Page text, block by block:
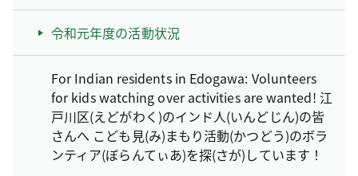
令和元年度の活動状況
For Indian residents in Edogawa: Volunteers
for kids watching over activities are wanted! 江
戸川区(えどがわく)のインド人(いんどじん)の皆
さんへ こども見(み)まもり活動(かつどう)のボラ
ンティア(ぼらんてぃあ)を探(さが)しています！